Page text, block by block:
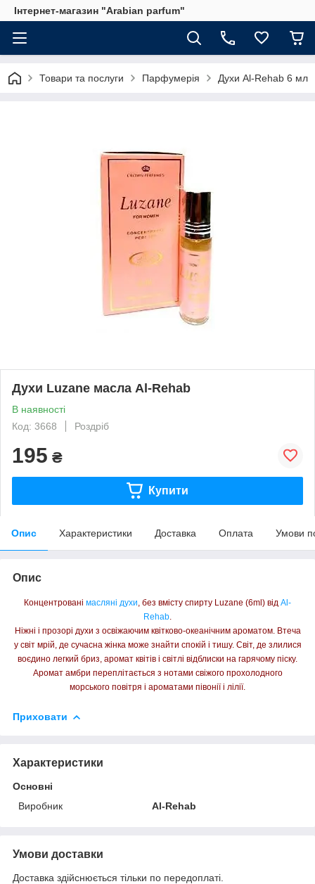
Інтернет-магазин "Arabian parfum"
Товари та послуги Парфумерія Духи Al-Rehab 6 мл
Духи Luzane масла Al-Rehab
В наявності
Код: 3668
Роздріб
195 ₴
Купити
Опис Характеристики Доставка Оплата Умови
Опис
Концентровані масляні духи , без вмісту спирту Luzane (6ml) від Al-
Rehab
Ніжні і прозорі духи з освіжаючим квітково-океанічним ароматом. Втеча
у світ мрій, де сучасна жінка може знайти спокій і тишу. Світ, де злилися
воєдино легкий бриз, аромат квітів і світлі відблиски на гарячому піску.
Аромат амбри переплітається з нотами свіжого прохолодного
морського повітря і ароматами півонії і лілії.
Приховати
Характеристики
Основні
Виробник
Al-Rehab
Умови доставки
Доставка здійснюється тільки по передоплаті.